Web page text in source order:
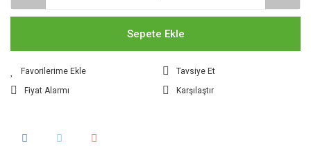
Sepete Ekle
Tavsiye Et
Fiyat Alarmı
Karşılaştır